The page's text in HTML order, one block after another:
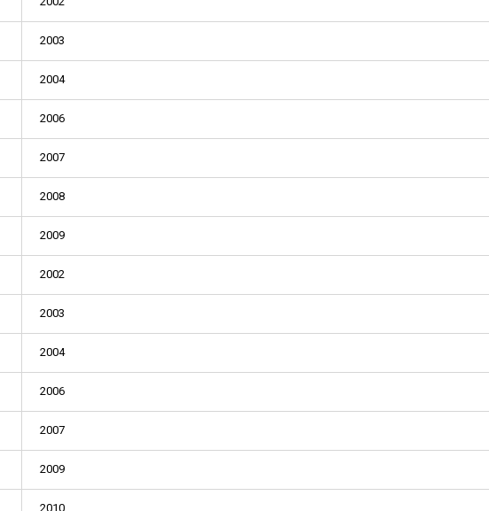
2003
2004
2006
2007
2008
2009
2002
2003
2004
2006
2007
2009
2010